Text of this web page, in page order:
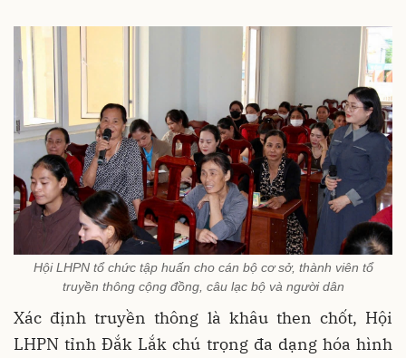
Hội LHPN tổ chức tập huấn cho cán bộ cơ sở, thành viên tổ
truyền thông cộng đồng, câu lạc bộ và người dân
Xác định truyền thông là khâu then chốt, Hội
LHPN tỉnh Đắk Lắk chú trọng đa dạng hóa hình